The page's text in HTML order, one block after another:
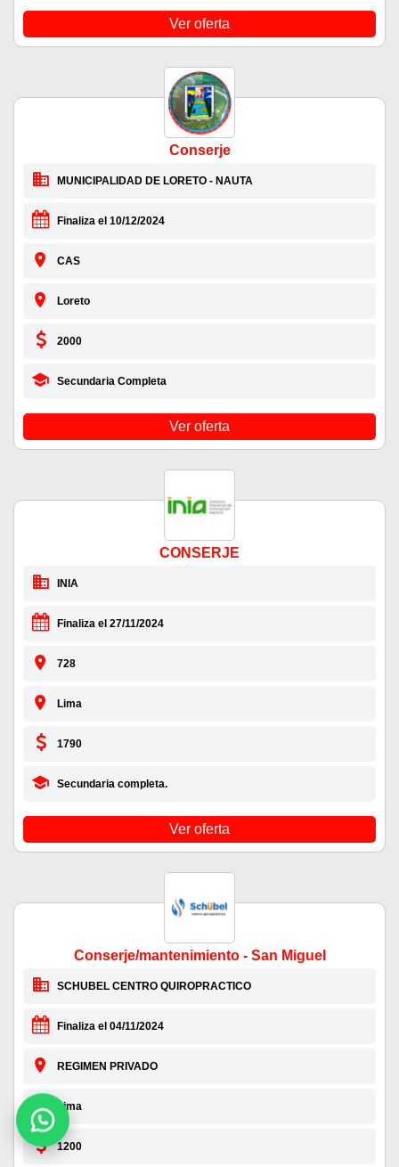
Ver oferta
Conserje
MUNICIPALIDAD DE LORETO - NAUTA
Finaliza el 10/12/2024
CAS
Loreto
2000
Secundaria Completa
Ver oferta
CONSERJE
INIA
Finaliza el 27/11/2024
728
Lima
1790
Secundaria completa.
Ver oferta
Conserje/mantenimiento - San Miguel
SCHUBEL CENTRO QUIROPRACTICO
Finaliza el 04/11/2024
REGIMEN PRIVADO
Lima
1200